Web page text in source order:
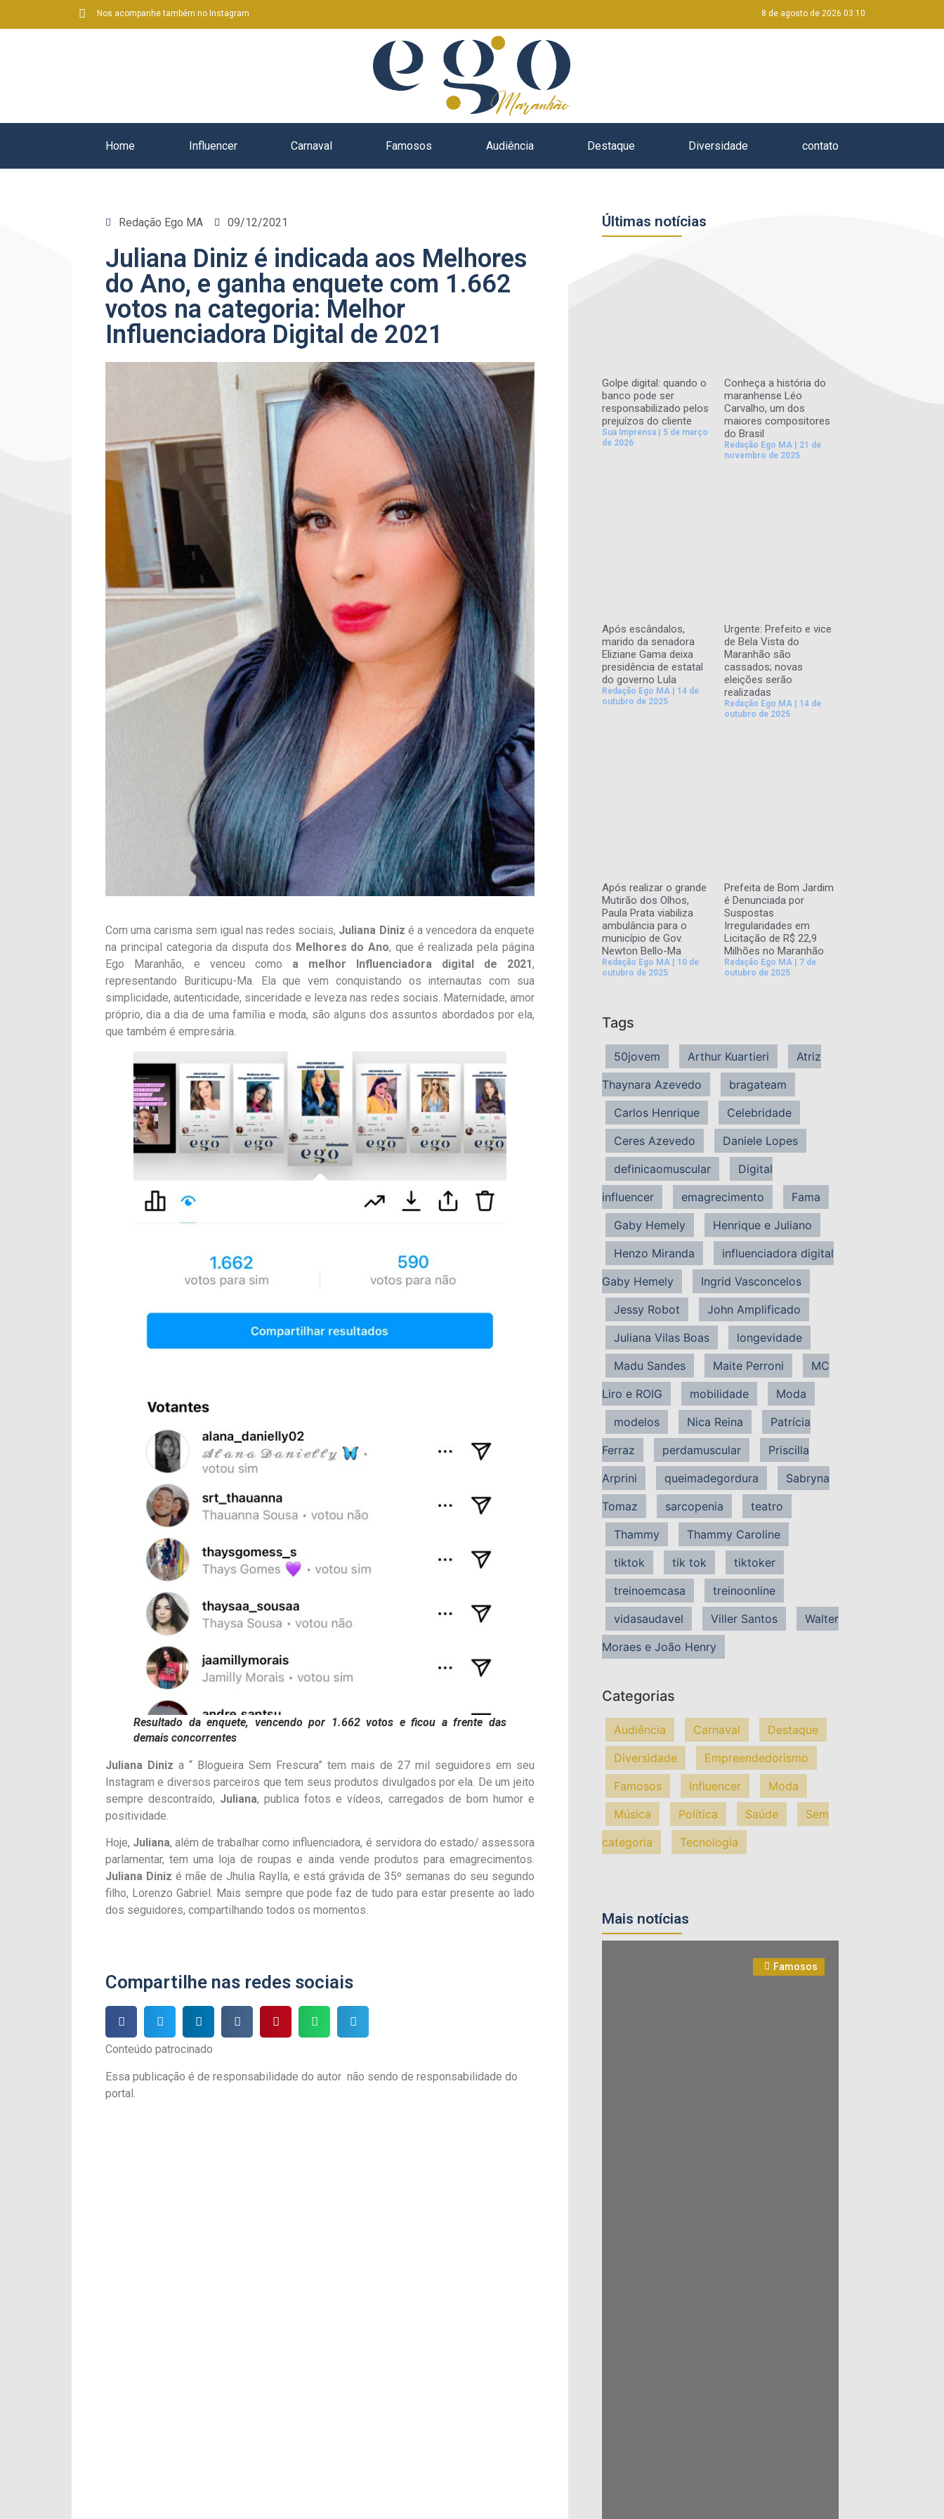
Nos acompanhe também no Instagram 8 de agosto de 2026 03:10
Home Influencer Carnaval Famosos Audiência Destaque Diversidade contato
Redação Ego MA 09/12/2021
Juliana Diniz é indicada aos Melhores
do Ano, e ganha enquete com 1.662
votos na categoria: Melhor
Influenciadora Digital de 2021
Com uma carisma sem igual nas redes sociais, Juliana Diniz é a vencedora da enquete
na principal categoria da disputa dos Melhores do Ano, que é realizada pela página
Ego Maranhão, e venceu como a melhor Influenciadora digital de 2021,
representando Buriticupu-Ma. Ela que vem conquistando os internautas com sua
simplicidade, autenticidade, sinceridade e leveza nas redes sociais. Maternidade, amor
próprio, dia a dia de uma família e moda, são alguns dos assuntos abordados por ela,
que também é empresária.
Resultado da enquete, vencendo por 1.662 votos e ficou a frente das
demais concorrentes
Juliana Diniz a “ Blogueira Sem Frescura” tem mais de 27 mil seguidores em seu
Instagram e diversos parceiros que tem seus produtos divulgados por ela. De um jeito
sempre descontraído, Juliana, publica fotos e vídeos, carregados de bom humor e
positividade.
Hoje, Juliana, além de trabalhar como influenciadora, é servidora do estado/ assessora
parlamentar, tem uma loja de roupas e ainda vende produtos para emagrecimentos.
Juliana Diniz é mãe de Jhulia Raylla, e está grávida de 35º semanas do seu segundo
filho, Lorenzo Gabriel. Mais sempre que pode faz de tudo para estar presente ao lado
dos seguidores, compartilhando todos os momentos.
Compartilhe nas redes sociais
Conteúdo patrocinado
Essa publicação é de responsabilidade do autor não sendo de responsabilidade do
portal.
Últimas notícias
Golpe digital: quando o
banco pode ser
responsabilizado pelos
prejuízos do cliente
Sua Imprensa
5 de março
de 2026
Conheça a história do
maranhense Léo
Carvalho, um dos
maiores compositores
do Brasil
Redação Ego MA
21 de
novembro de 2025
Após escândalos,
marido da senadora
Eliziane Gama deixa
presidência de estatal
do governo Lula
Redação Ego MA
14 de
outubro de 2025
Urgente: Prefeito e vice
de Bela Vista do
Maranhão são
cassados; novas
eleições serão
realizadas
Redação Ego MA
14 de
outubro de 2025
Após realizar o grande
Mutirão dos Olhos,
Paula Prata viabiliza
ambulância para o
município de Gov.
Newton Bello-Ma
Redação Ego MA
10 de
outubro de 2025
Prefeita de Bom Jardim
é Denunciada por
Suspostas
Irregularidades em
Licitação de R$ 22,9
Milhões no Maranhão
Redação Ego MA
7 de
outubro de 2025
Tags
50jovem Arthur Kuartieri
Atriz
Thaynara Azevedo
bragateam
Carlos Henrique
Celebridade
Ceres Azevedo
Daniele Lopes
definicaomuscular
Digital
influencer
emagrecimento
Fama
Gaby Hemely
Henrique e Juliano
Henzo Miranda
influenciadora digital
Gaby Hemely
Ingrid Vasconcelos
Jessy Robot
John Amplificado
Juliana Vilas Boas
longevidade
Madu Sandes
Maite Perroni
MC
Liro e ROIG
mobilidade
Moda
modelos
Nica Reina
Patrícia
Ferraz
perdamuscular
Priscilla
Arprini
queimadegordura
Sabryna
Tomaz
sarcopenia
teatro
Thammy
Thammy Caroline
tiktok
tik tok
tiktoker
treinoemcasa
treinoonline
vidasaudavel
Viller Santos
Walter
Moraes e João Henry
Categorias
Audiência Carnaval
Destaque
Diversidade
Empreendedorismo
Famosos
Influencer
Moda
Música
Política Saúde
Sem
categoria
Tecnologia
Mais notícias
Famosos